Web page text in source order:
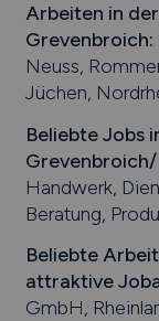
Arbeiten in
Grevenbroich:
Neuss,
Jüchen,
Beliebte Jobs
Grevenbroich
Handwerk,
Beratung,
Beliebte
attraktive
GmbH,